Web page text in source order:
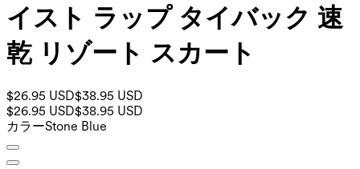
イスト ラップ タイバック 速
乾 リゾート スカート
$26.95 USD$38.95 USD
$26.95 USD$38.95 USD
カラーStone Blue